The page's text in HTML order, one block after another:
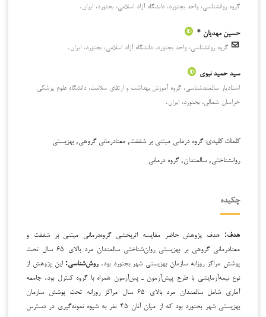
گروه روانشناسی، واحد بجنورد، دانشگاه آزاد اسلامی، بجنورد، ایران.
حسین مهدیان *
گروه روانشناسی، واحد بجنورد، دانشگاه آزاد اسلامی، بجنورد، ایران.
سید حمید نبوی
استادیار سالمندشناسی، گروه آموزش بهداشت و ارتقای سلامت، دانشگاه علوم پزشکی
خراسان شمالی، بجنورد، ایران.
کلمات کلیدی:گروه درمانی مبتنی بر شفقت, معنادرمانی گروهی, بهزیستی
روانشناختی, سالمندان, گروه درمانی
چکیده
هدف: هدف پژوهش حاضر مقایسه اثربخشی گروه‌درمانی مبتنی بر شفقت و
معنادرمانی گروهی بر بهزیستی روان‌شناختی سالمندان مرد بالای ۶۵ سال تحت
پوشش مراکز روزانه سازمان بهزیستی شهر بجنورد بود.روش‌شناسی:این پژوهش از
نوع نیمه‌آزمایشی با طرح پیش‌آزمون ـ پس‌آزمون همراه با گروه کنترل بود. جامعه
آماری شامل سالمندان مرد بالای ۶۵ سال مراکز روزانه تحت پوشش سازمان
بهزیستی شهر بجنورد بود که از میان آنان ۴۵ نفر به شیوه نمونه‌گیری در دسترس